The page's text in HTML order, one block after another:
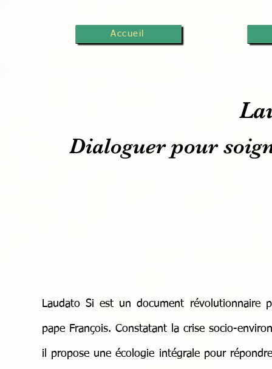
Accueil
Dialoguer pour
Laudato Si est un document révolutionnaire
pape François. Constatant la crise socio-
il propose une écologie intégrale pour